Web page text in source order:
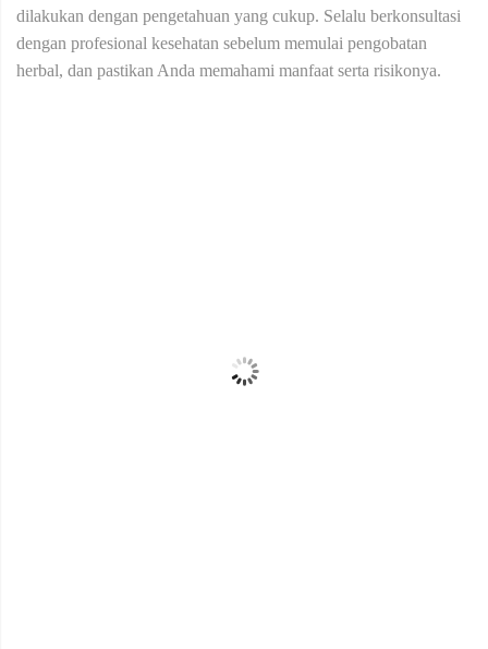
dilakukan dengan pengetahuan yang cukup. Selalu berkonsultasi
dengan profesional kesehatan sebelum memulai pengobatan
herbal, dan pastikan Anda memahami manfaat serta risikonya.